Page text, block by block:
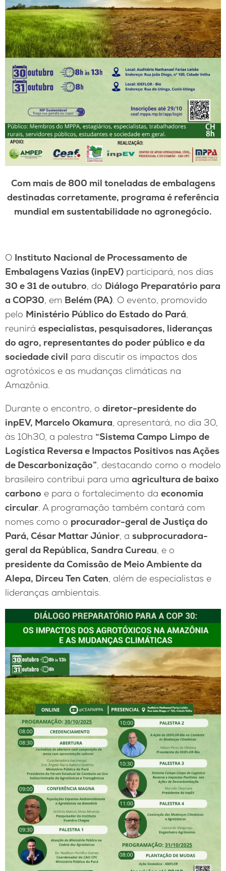
Com mais de 800 mil toneladas de embalagens
destinadas corretamente, programa é referência
mundial em sustentabilidade no agronegócio.
O Instituto Nacional de Processamento de
Embalagens Vazias (inpEV) participará, nos dias
30 e 31 de outubro, do Diálogo Preparatório para
a COP30, em Belém (PA). O evento, promovido
pelo Ministério Público do Estado do Pará,
reunirá especialistas, pesquisadores, lideranças
do agro, representantes do poder público e da
sociedade civil para discutir os impactos dos
agrotóxicos e as mudanças climáticas na
Amazônia.
Durante o encontro, o diretor-presidente do
inpEV, Marcelo Okamura, apresentará, no dia 30,
às 10h30, a palestra “Sistema Campo Limpo de
Logística Reversa e Impactos Positivos nas Ações
de Descarbonização”, destacando como o modelo
brasileiro contribui para uma agricultura de baixo
carbono e para o fortalecimento da economia
circular. A programação também contará com
nomes como o procurador-geral de Justiça do
Pará, César Mattar Júnior, a subprocuradora-
geral da República, Sandra Cureau, e o
presidente da Comissão de Meio Ambiente da
Alepa, Dirceu Ten Caten, além de especialistas e
lideranças ambientais.